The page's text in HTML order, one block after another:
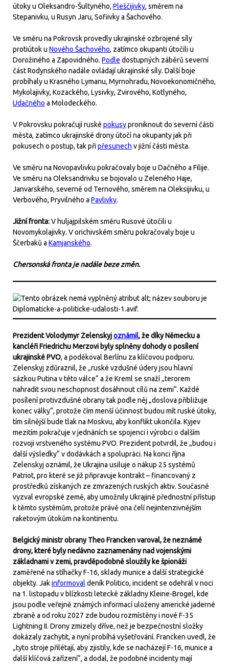
útoky u Oleksandro-Šultyného, Pleščijivky, směrem na
Stepanivku, u Rusyn Jaru, Sofiivky a Šachového.
Ve směru na Pokrovsk provedly ukrajinské ozbrojené síly
protiútok u Nového Šachového, zatímco okupanti útočili u
Dorožiného a Zapovidného. Podle dostupných záběrů severní
část Rodynského nadále ovládají ukrajinské síly. Další boje
probíhaly u Krasného Lymanu, Myrnohradu, Novoekonomičného,
Mykolajivky, Kozackého, Lysivky, Zvirového, Kotlyného,
Udačného a Molodeckého.
V Pokrovsku pokračují ruské pokusyproniknout do severní části
města, zatímco ukrajinské drony útočí na okupanty jak při
pokusech o postup, tak připřesunech v jižní části města.
Ve směru na Novopavlivku pokračovaly boje u Dačného a Filije.
Ve směru na Oleksandrivku se bojovalo u Zeleného Haje,
Janvarského, severně od Ternového, směrem na Oleksijivku, u
Verbového, Pryvilného a Pavlivky.
Jižní fronta:V huljajpilském směru Rusové útočili u
Novomykolajivky. V orichivském směru pokračovaly boje u
Ščerbaků a Kamjanského.
Chersonská fronta je nadále beze změn.
Prezident Volodymyr Zelenskyjoznámil, že díky Německu a
kancléři Friedrichu Merzovi byly splněny dohody o posílení
ukrajinské PVO, a poděkoval Berlínu za klíčovou podporu.
Zelenskyj zdůraznil, že „ruské vzdušné údery jsou hlavní
sázkou Putina v této válce“ a že Kreml se snaží „terorem
nahradit svou neschopnost dosáhnout cílů na zemi“. Každé
posílení protivzdušné obrany tak podle něj „doslova přibližuje
konec války“, protože čím menší účinnost budou mít ruské útoky,
tím silnější bude tlak na Moskvu, aby konflikt ukončila. Kyjev
mezitím pokračuje v jednáních se spojenci i výrobci o dalším
rozvoji vrstveného systému PVO. Prezident potvrdil, že „budou i
další výsledky“ v dodávkách a spolupráci. Na konci října
Zelenskyj oznámil, že Ukrajina usiluje o nákup 25 systémů
Patriot, pro které se již připravuje kontrakt – financovaný z
prostředků získaných ze zmrazených ruských aktiv. Současně
vyzval evropské země, aby umožnily Ukrajině přednostní přístup
k těmto systémům, protože právě ona čelí nejintenzivnějším
raketovým útokům na kontinentu.
Belgický ministr obrany Theo Francken varoval, že neznámé
drony, které byly nedávno zaznamenány nad vojenskými
základnami v zemi, pravděpodobně sloužily ke špionáži
zaměřené na stíhačky F-16, sklady munice a další strategické
objekty. Jakinformoval deník Politico, incident se odehrál v noci
na 1. listopadu v blízkosti letecké základny Kleine-Brogel, kde
jsou podle veřejně známých informací uloženy americké jaderné
zbraně a od roku 2027 zde budou rozmístěny i nové F-35
Lightning II. Drony zmizely dříve, než je bezpečnostní složky
dokázaly zachytit, a nyní probíhá vyšetřování. Francken uvedl, že
„tyto stroje přilétají, aby zjistily, kde se nacházejí F-16, munice a
další klíčová zařízení“, a dodal, že podobné incidenty mají